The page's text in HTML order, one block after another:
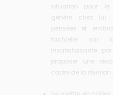
situation pour le
génère chez lui
pensées et
factuelle sur
insatisfaisante
proposer une
cadre de la réunion ;